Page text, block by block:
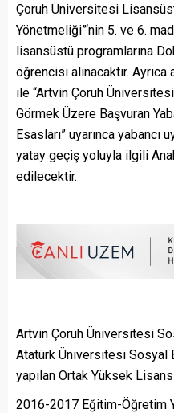
Çoruh Üniversitesi
Yönetmeliği”‘nin 5. ve 6.
lisansüstü programlarına
öğrencisi alınacaktır.
ile “Artvin Çoruh
Görmek Üzere Başvuran
Esasları” uyarınca yabancı
yatay geçiş yoluyla ilgili
edilecektir.
Artvin Çoruh Üniversitesi
Atatürk Üniversitesi Sosyal
yapılan Ortak Yüksek
2016-2017 Eğitim-Öğretim